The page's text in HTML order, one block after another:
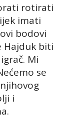
rotirati
imati
bodovi
Hajduk biti
Mi
se
i